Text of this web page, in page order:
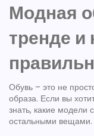
Модная
тренде и
Обувь – это не
образа. Если вы
знать, какие модели
остальными вещами.